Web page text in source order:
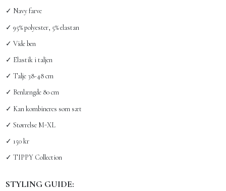
✓ Navy farve
✓ 95% polyester, 5% elastan
✓ Vide ben
✓ Elastik i taljen
✓ Talje 38-48 cm
✓ Benlængde 80 cm
✓ Kan kombineres som sæt
✓ Størrelse M-XL
✓ 150 kr
✓ TIPPY Collection
STYLING GUIDE: